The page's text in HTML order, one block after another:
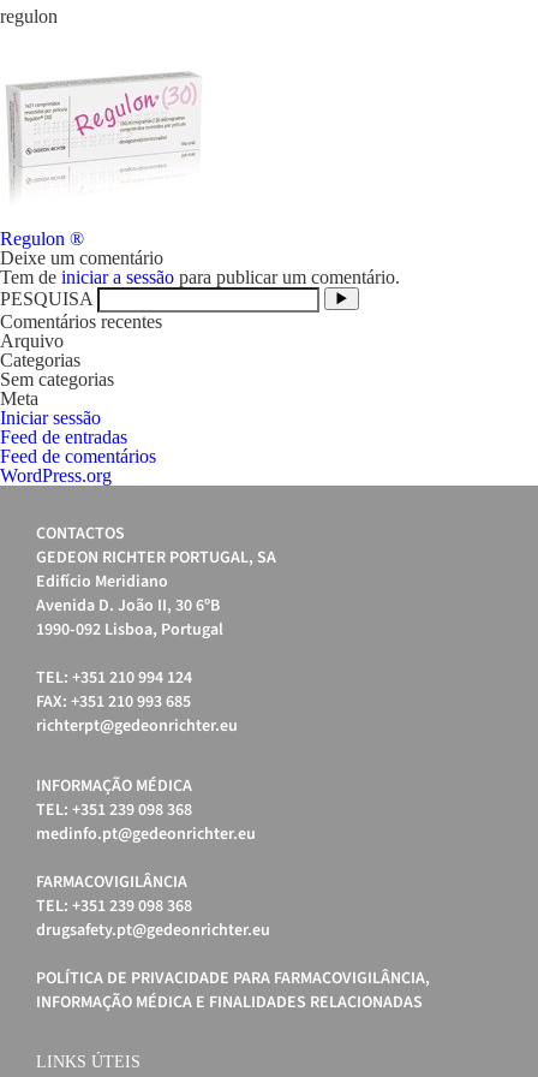
regulon
Navegação
de
artigos
Regulon ®
Deixe um comentário
Tem de iniciar a sessão para publicar um comentário.
PESQUISA
Comentários recentes
Arquivo
Categorias
Sem categorias
Meta
Iniciar sessão
Feed de entradas
Feed de comentários
WordPress.org
CONTACTOS
GEDEON RICHTER PORTUGAL, SA
Edifício Meridiano
Avenida D. João II, 30 6ºB
1990-092 Lisboa, Portugal
TEL: +351 210 994 124
FAX: +351 210 993 685
richterpt@gedeonrichter.eu
INFORMAÇÃO MÉDICA
TEL: +351 239 098 368
medinfo.pt@gedeonrichter.eu
FARMACOVIGILÂNCIA
TEL: +351 239 098 368
drugsafety.pt@gedeonrichter.eu
POLÍTICA DE PRIVACIDADE PARA FARMACOVIGILÂNCIA,
INFORMAÇÃO MÉDICA E FINALIDADES RELACIONADAS
LINKS ÚTEIS